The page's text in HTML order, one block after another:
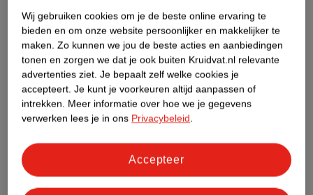
Etiketinformatie
Nature Impact Score
Dit product heeft (nog) geen Nature
Impact Score.
Meer informatie
Bestel & Bezorginformatie
Wij gebruiken cookies om je de beste online ervaring te
bieden en om onze website persoonlijker en makkelijker te
maken. Zo kunnen we jou de beste acties en aanbiedingen
tonen en zorgen we dat je ook buiten Kruidvat.nl relevante
advertenties ziet. Je bepaalt zelf welke cookies je
accepteert. Je kunt je voorkeuren altijd aanpassen of
intrekken. Meer informatie over hoe we je gegevens
verwerken lees je in ons Privacybeleid.
Accepteer